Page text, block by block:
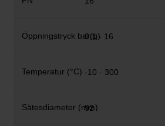
0,1 - 16
-10 - 300
92